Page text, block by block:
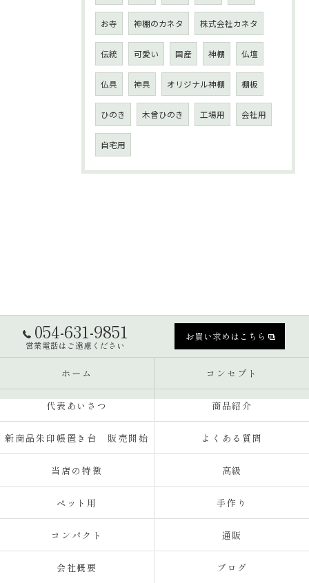
お寺 神棚のカネタ 株式会社カネタ
伝統 可愛い 国産 神棚 仏壇
仏具 神具 オリジナル神棚 棚板
ひのき 木曾ひのき 工場用 会社用
自宅用
054-631-9851
営業電話はご遠慮ください
お買い求めはこちら
ホーム コンセプト
代表あいさつ 商品紹介
新商品朱印帳置き台 販売開始 よくある質問
当店の特徴 高級
ペット用 手作り
コンパクト 通販
会社概要 ブログ